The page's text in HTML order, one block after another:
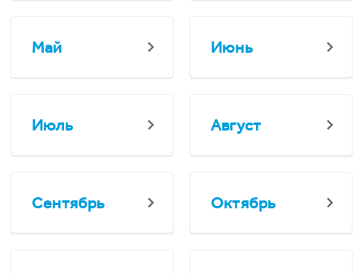
Май Июнь
Июль Август
Сентябрь Октябрь